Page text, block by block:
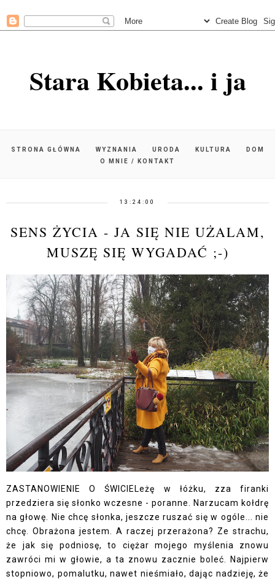
Stara Kobieta... i ja
STRONA GŁÓWNA WYZNANIA URODA KULTURA
DOM
O MNIE / KONTAKT
13:24:00
SENS ŻYCIA - JA SIĘ NIE UŻALAM,
MUSZĘ SIĘ WYGADAĆ ;-)
ZASTANOWIENIE O ŚWICIELeżę w łóżku, zza firanki
przedziera się słonko wczesne - poranne. Narzucam kołdrę
na głowę. Nie chcę słonka, jeszcze ruszać się w ogóle... nie
chcę. Obrażona jestem. A raczej przerażona? Ze strachu,
że jak się podniosę, to ciężar mojego myślenia znowu
zawróci mi w głowie, a ta znowu zacznie boleć. Najpierw
stopniowo, pomalutku, nawet nieśmiało, dając nadzieję, że